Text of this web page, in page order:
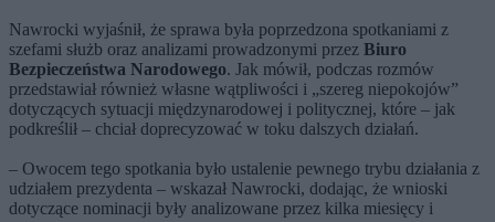
Nawrocki wyjaśnił, że sprawa była poprzedzona spotkaniami z
szefami służb oraz analizami prowadzonymi przez Biuro
Bezpieczeństwa Narodowego. Jak mówił, podczas rozmów
przedstawiał również własne wątpliwości i „szereg niepokojów”
dotyczących sytuacji międzynarodowej i politycznej, które – jak
podkreślił – chciał doprecyzować w toku dalszych działań.
– Owocem tego spotkania było ustalenie pewnego trybu działania z
udziałem prezydenta – wskazał Nawrocki, dodając, że wnioski
dotyczące nominacji były analizowane przez kilka miesięcy i